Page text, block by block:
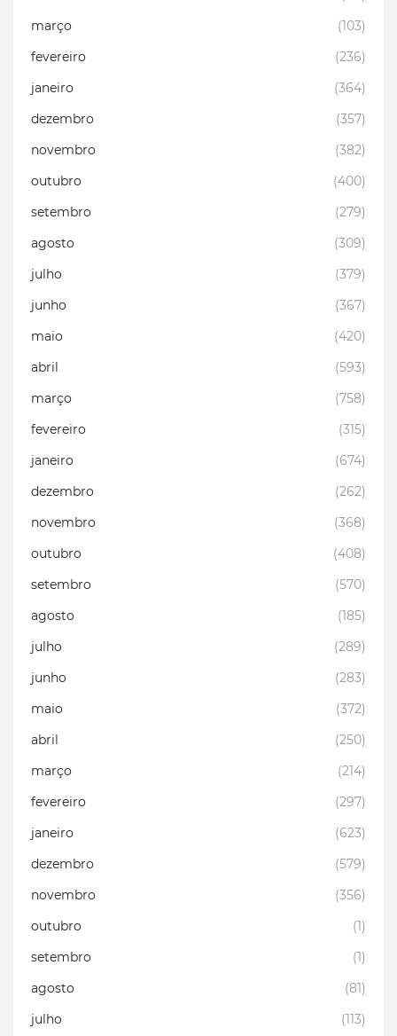
março
(103)
fevereiro
(236)
janeiro
(364)
dezembro
(357)
novembro
(382)
outubro
(400)
setembro
(279)
agosto
(309)
julho
(379)
junho
(367)
maio
(420)
abril
(593)
março
(758)
fevereiro
(315)
janeiro
(674)
dezembro
(262)
novembro
(368)
outubro
(408)
setembro
(570)
agosto
(185)
julho
(289)
junho
(283)
maio
(372)
abril
(250)
março
(214)
fevereiro
(297)
janeiro
(623)
dezembro
(579)
novembro
(356)
outubro
(1)
setembro
(1)
agosto
(81)
julho
(113)